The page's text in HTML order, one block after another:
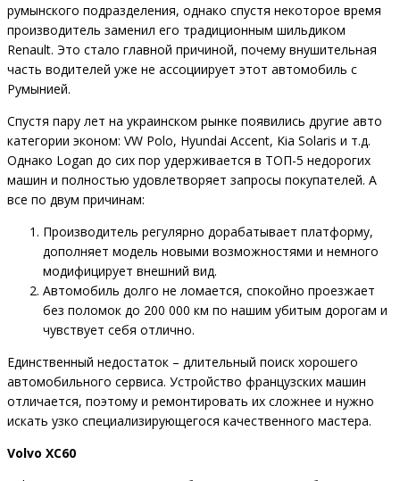
румынского подразделения, однако спустя некоторое время
производитель заменил его традиционным шильдиком
Renault. Это стало главной причиной, почему внушительная
часть водителей уже не ассоциирует этот автомобиль с
Румынией.
Спустя пару лет на украинском рынке появились другие авто
категории эконом: VW Polo, Hyundai Accent, Kia Solaris и т.д.
Однако Logan до сих пор удерживается в ТОП-5 недорогих
машин и полностью удовлетворяет запросы покупателей. А
все по двум причинам:
Производитель регулярно дорабатывает платформу,
дополняет модель новыми возможностями и немного
модифицирует внешний вид.
Автомобиль долго не ломается, спокойно проезжает
без поломок до 200 000 км по нашим убитым дорогам и
чувствует себя отлично.
Единственный недостаток – длительный поиск хорошего
автомобильного сервиса. Устройство французских машин
отличается, поэтому и ремонтировать их сложнее и нужно
искать узко специализирующегося качественного мастера.
Volvo XC60